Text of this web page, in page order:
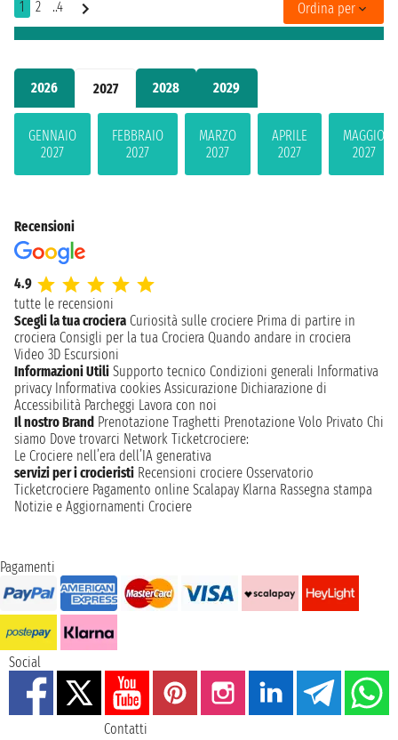
2026 2027 2028 2029
GENNAIO
2027
FEBBRAIO
2027
MARZO
2027
APRILE
2027
MAGGIO
2027
1 2 ..4 Ordina per
Recensioni
4.9
tutte le recensioni
Scegli la tua crociera Curiosità sulle crociere Prima di partire in
crociera Consigli per la tua Crociera Quando andare in crociera
Video 3D Escursioni
Informazioni Utili Supporto tecnico Condizioni generali Informativa
privacy Informativa cookies Assicurazione Dichiarazione di
Accessibilità Parcheggi Lavora con noi
Il nostro Brand Prenotazione Traghetti Prenotazione Volo Privato Chi
siamo Dove trovarci Network Ticketcrociere:
Le Crociere nell’era dell’IA generativa
servizi per i crocieristi Recensioni crociere Osservatorio
Ticketcrociere Pagamento online Scalapay Klarna Rassegna stampa
Notizie e Aggiornamenti Crociere
Pagamenti
Social
Contatti